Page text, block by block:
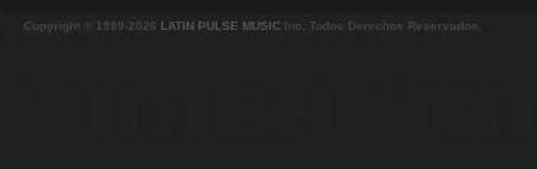
Copyright © 1999-2026 LATIN PULSE MUSIC Inc. Todos Derechos Reservados.